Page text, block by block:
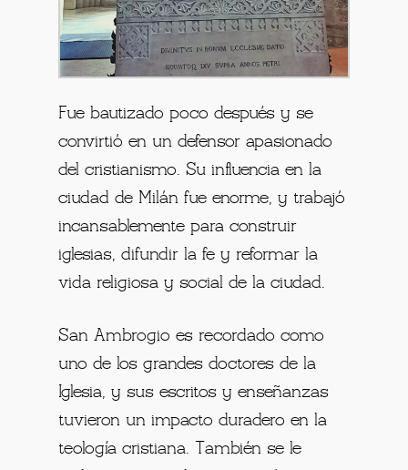
Fue bautizado poco después y se
convirtió en un defensor apasionado
del cristianismo. Su influencia en la
ciudad de Milán fue enorme, y trabajó
incansablemente para construir
iglesias, difundir la fe y reformar la
vida religiosa y social de la ciudad.
San Ambrogio es recordado como
uno de los grandes doctores de la
Iglesia, y sus escritos y enseñanzas
tuvieron un impacto duradero en la
teología cristiana. También se le